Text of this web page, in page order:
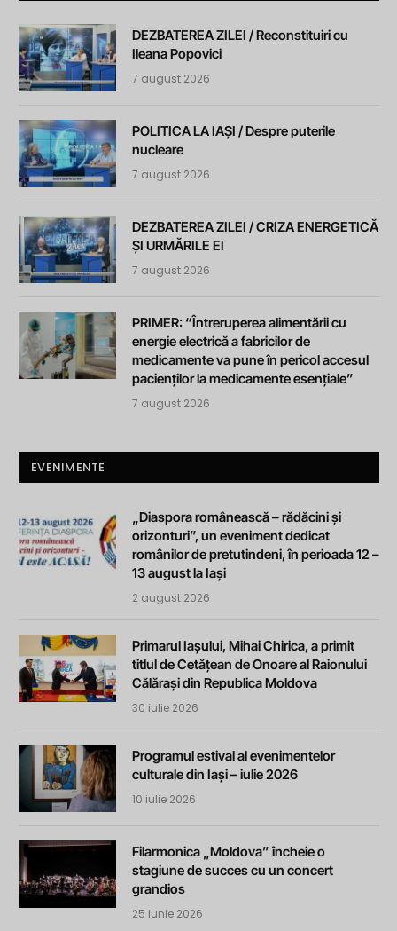
DEZBATEREA ZILEI / Reconstituiri cu
Ileana Popovici
7 august 2026
POLITICA LA IAȘI / Despre puterile
nucleare
7 august 2026
DEZBATEREA ZILEI / CRIZA ENERGETICĂ
ȘI URMĂRILE EI
7 august 2026
PRIMER: “Întreruperea alimentării cu
energie electrică a fabricilor de
medicamente va pune în pericol accesul
pacienților la medicamente esențiale”
7 august 2026
EVENIMENTE
„Diaspora românească – rădăcini și
orizonturi”, un eveniment dedicat
românilor de pretutindeni, în perioada 12 –
13 august la Iași
2 august 2026
Primarul Iașului, Mihai Chirica, a primit
titlul de Cetățean de Onoare al Raionului
Călărași din Republica Moldova
30 iulie 2026
Programul estival al evenimentelor
culturale din Iași – iulie 2026
10 iulie 2026
Filarmonica „Moldova” încheie o
stagiune de succes cu un concert
grandios
25 iunie 2026